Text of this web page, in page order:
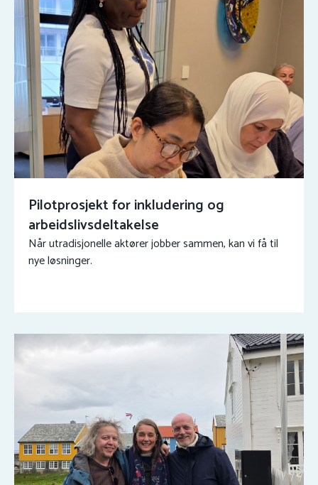
Pilotprosjekt for inkludering og
arbeidslivsdeltakelse
Når utradisjonelle aktører jobber sammen, kan vi få til
nye løsninger.